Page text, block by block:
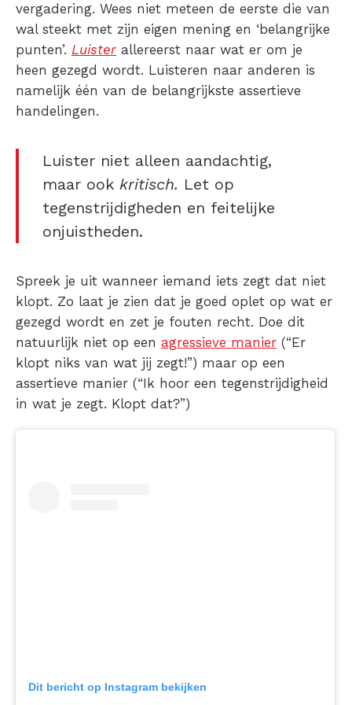
vergadering. Wees niet meteen de eerste die van
wal steekt met zijn eigen mening en ‘belangrijke
punten’. Luister allereerst naar wat er om je
heen gezegd wordt. Luisteren naar anderen is
namelijk één van de belangrijkste assertieve
handelingen.
Luister niet alleen aandachtig,
maar ook kritisch. Let op
tegenstrijdigheden en feitelijke
onjuistheden.
Spreek je uit wanneer iemand iets zegt dat niet
klopt. Zo laat je zien dat je goed oplet op wat er
gezegd wordt en zet je fouten recht. Doe dit
natuurlijk niet op een agressieve manier (“Er
klopt niks van wat jij zegt!”) maar op een
assertieve manier (“Ik hoor een tegenstrijdigheid
in wat je zegt. Klopt dat?”)
Dit bericht op Instagram bekijken